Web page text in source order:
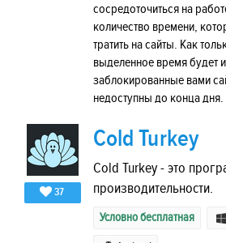
сосредоточиться на
количество времени,
тратить на сайты. Как
выделенное время будет
заблокированные вами
недоступны до конца дня.
37
Cold Turkey
Cold Turkey - это
производительности.
Условно бесплатная